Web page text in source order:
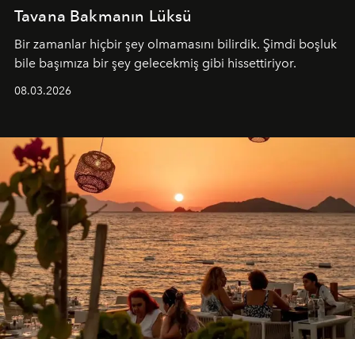
Tavana Bakmanın Lüksü
Bir zamanlar hiçbir şey olmamasını bilirdik. Şimdi boşluk
bile başımıza bir şey gelecekmiş gibi hissettiriyor.
08.03.2026